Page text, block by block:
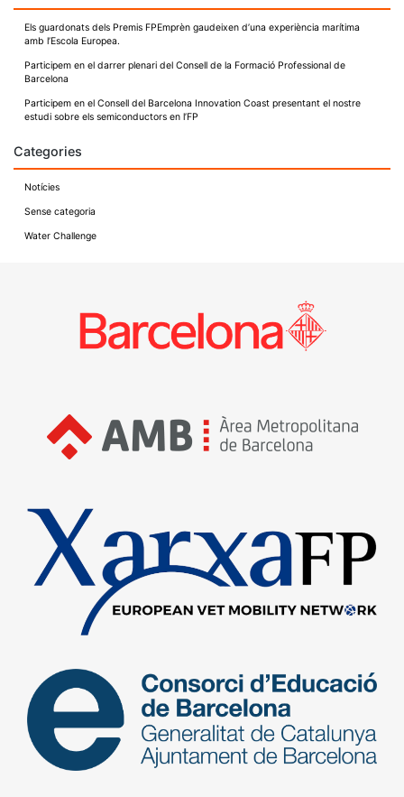
Els guardonats dels Premis FPEmprèn gaudeixen d’una experiència marítima
amb l’Escola Europea.
Participem en el darrer plenari del Consell de la Formació Professional de
Barcelona
Participem en el Consell del Barcelona Innovation Coast presentant el nostre
estudi sobre els semiconductors en l’FP
Categories
Notícies
Sense categoria
Water Challenge